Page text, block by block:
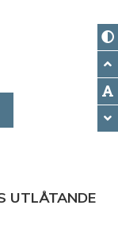
UTLÅTANDE